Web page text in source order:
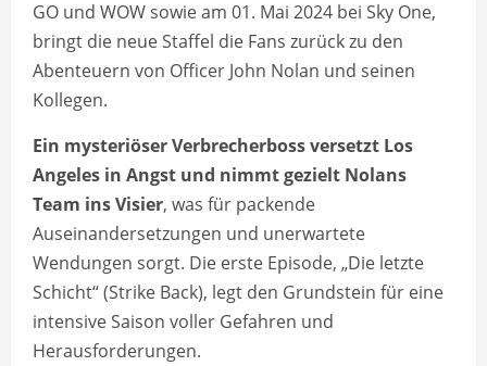
GO und WOW sowie am 01. Mai 2024 bei Sky One,
bringt die neue Staffel die Fans zurück zu den
Abenteuern von Officer John Nolan und seinen
Kollegen.
Ein mysteriöser Verbrecherboss versetzt Los
Angeles in Angst und nimmt gezielt Nolans
Team ins Visier, was für packende
Auseinandersetzungen und unerwartete
Wendungen sorgt. Die erste Episode, „Die letzte
Schicht“ (Strike Back), legt den Grundstein für eine
intensive Saison voller Gefahren und
Herausforderungen.